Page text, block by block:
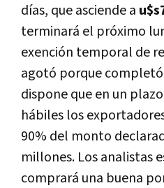
días, que asciende a
terminará el próximo
exención temporal de
agotó porque
dispone que en un
hábiles los
90% del monto
millones. Los analistas
comprará una buena